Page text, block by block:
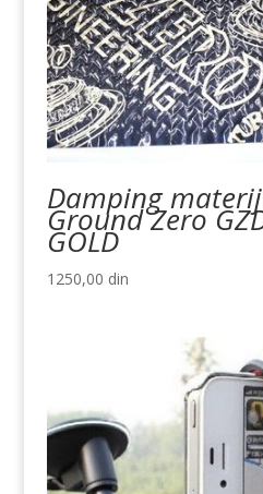
Damping
Ground Zero
GOLD
1250,00 din